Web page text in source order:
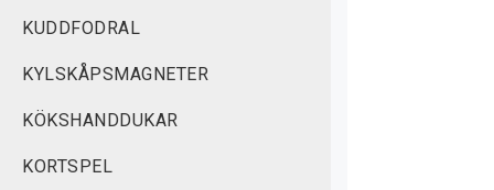
KUDDFODRAL
KYLSKÅPSMAGNETER
KÖKSHANDDUKAR
KORTSPEL